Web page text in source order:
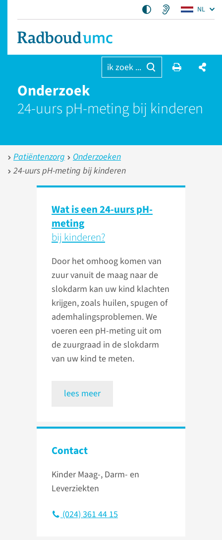
NL
ik zoek ...
Onderzoek
24-uurs pH-meting bij kinderen
Patiëntenzorg
Onderzoeken
24-uurs pH-meting bij kinderen
Wat is een 24-uurs pH-
meting
bij kinderen?
Door het omhoog komen van
zuur vanuit de maag naar de
slokdarm kan uw kind klachten
krijgen, zoals huilen, spugen of
ademhalingsproblemen. We
voeren een pH-meting uit om
de zuurgraad in de slokdarm
van uw kind te meten.
lees meer
Contact
Kinder Maag-, Darm- en
Leverziekten
(024) 361 44 15